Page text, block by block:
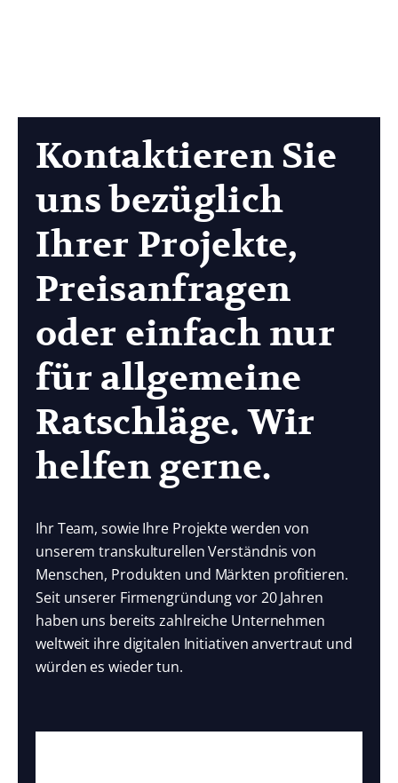
Kontaktieren Sie
uns bezüglich
Ihrer Projekte,
Preisanfragen
oder einfach nur
für allgemeine
Ratschläge. Wir
helfen gerne.
Ihr Team, sowie Ihre Projekte werden von
unserem transkulturellen Verständnis von
Menschen, Produkten und Märkten profitieren.
Seit unserer Firmengründung vor 20 Jahren
haben uns bereits zahlreiche Unternehmen
weltweit ihre digitalen Initiativen anvertraut und
würden es wieder tun.